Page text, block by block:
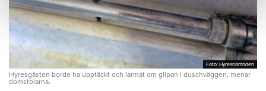
Foto: Hyresnämnden
Foto: Hyresnämnden
Hyresgästen borde ha upptäckt och larmat om glipan i duschväggen, menar
domstolarna.